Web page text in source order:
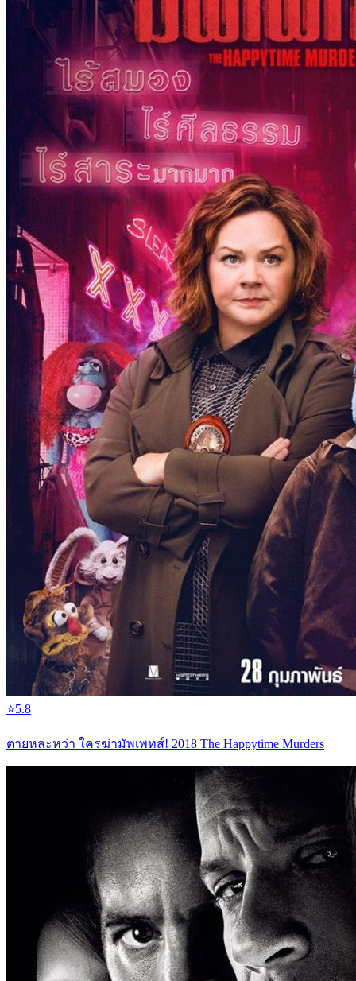
⭐5.8
ตายหละหว่า ใครฆ่ามัพเพทส์! 2018 The Happytime Murders